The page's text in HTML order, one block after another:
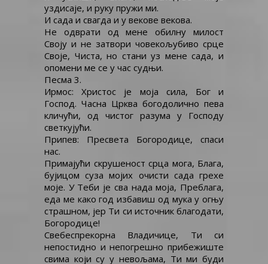
уздисаје, и руку пружи ми.
И сада и свагда и у векове векова.
Не одврати од мене обилну милост
Своју и не затвори човекољубиво срце
Своје, Чиста, но стани уз мене сада, и
опомени ме се у час судњи.
Песма 3.
Ирмос: Христос је моја сила, Бог и
Господ. Часна Црква богодолично пева
кличући, од чистог разума у Господу
светкујући.
Припев: Пресвета Богородице, спаси
нас.
Примајући скрушеност срца мога, Блага,
бујицом суза мојих очисти сада грехе
моје. У Теби је сва нада моја, Преблага,
еда ме како год избавиш од мука у огњу
страшном, јер Ти си источник благодати,
Богородице!
Свебеспрекорна Владичице, Ти си
непостидно и непогрешно прибежиште
свима који су у невољама, Ти ми буди